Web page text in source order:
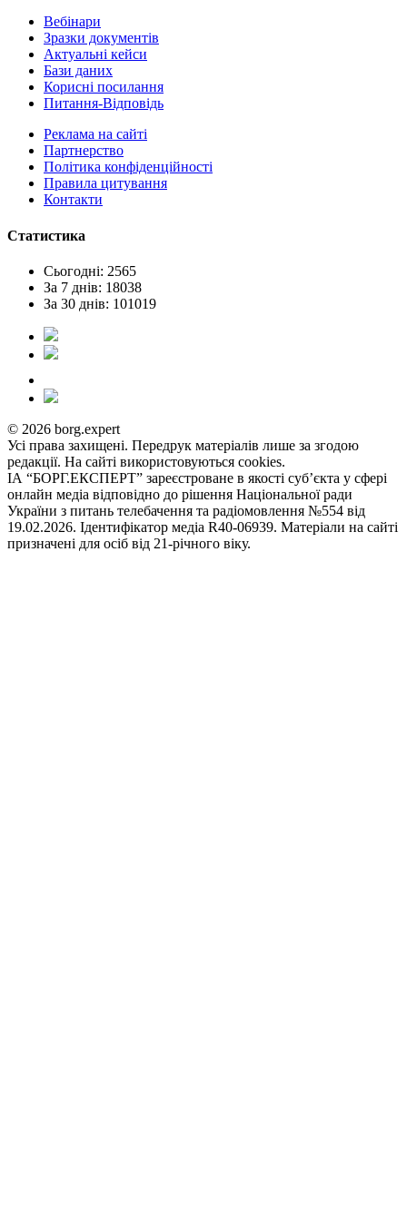
Вебінари
Зразки документів
Актуальні кейси
Бази даних
Корисні посилання
Питання-Відповідь
Реклама на сайтi
Партнерство
Політика конфіденційності
Правила цитування
Контакти
Статистика
Сьогодні: 2565
За 7 днів: 18038
За 30 днів: 101019
© 2026 borg.expert
Усі права захищені. Передрук матеріалів лише за згодою
редакції. На сайті використовуються cookies.
ІА “БОРГ.ЕКСПЕРТ” зареєстроване в якості суб’єкта у сфері
онлайн медіа відповідно до рішення Національної ради
України з питань телебачення та радіомовлення №554 від
19.02.2026. Ідентифікатор медіа R40-06939. Матеріали на сайті
призначені для осіб від 21-річного віку.